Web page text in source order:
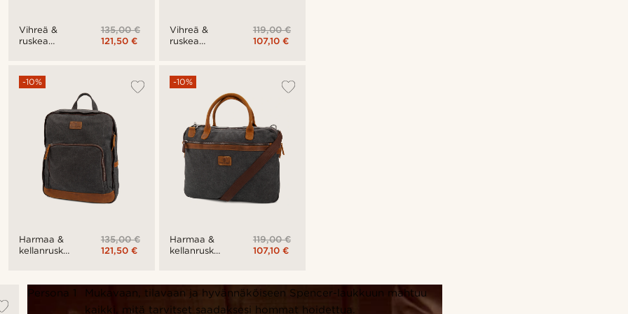
Vihreä &
ruskea
135,00 €
121,50 €
Harmaa &
kellanruskea
-10%
135,00 €
121,50 €
Vihreä &
ruskea
119,00 €
107,10 €
Harmaa &
kellanruskea
-10%
119,00 €
107,10 €
Persona 1
Mukavaan, tilavaan ja hyvännäköiseen Spencer-laukkuun mahtuu
kaikki, mitä tarvitset saadaksesi hommat hoidettua.